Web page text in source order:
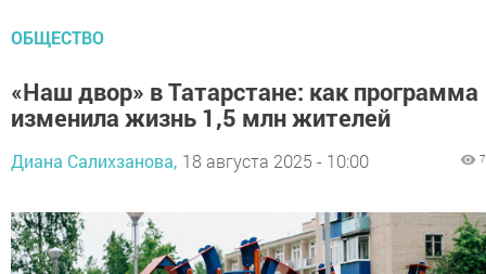
ОБЩЕСТВО
«Наш двор» в Татарстане: как программа
изменила жизнь 1,5 млн жителей
Диана Салихзанова, 18 августа 2025 - 10:00